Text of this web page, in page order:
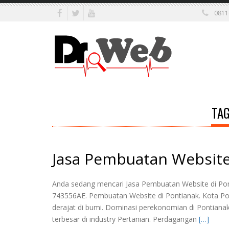
Jasa Pembuatan
Anda sedang mencari Jasa Pembuatan Website di
743556AE. Pembuatan Website di Pontianak. Kota
derajat di bumi. Dominasi perekonomian di
terbesar di industry Pertanian. Perdagangan […]